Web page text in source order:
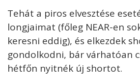
Tehát a piros elvesztése
longjaimat (főleg NEAR-en
keresni eddig), és elkezdek
gondolkodni, bár várhatóan
hétfőn nyitnék új shortot.